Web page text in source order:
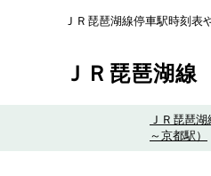
ＪＲ琵琶湖線停車駅時刻表
ＪＲ琵琶湖線
ＪＲ琵琶
～京都駅）